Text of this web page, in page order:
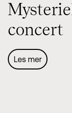
concert
Les mer